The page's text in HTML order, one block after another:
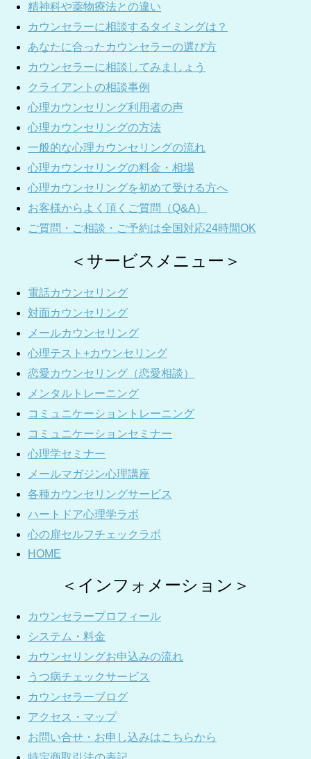
精神科や薬物療法との違い
カウンセラーに相談するタイミングは？
あなたに合ったカウンセラーの選び方
カウンセラーに相談してみましょう
クライアントの相談事例
心理カウンセリング利用者の声
心理カウンセリングの方法
一般的な心理カウンセリングの流れ
心理カウンセリングの料金・相場
心理カウンセリングを初めて受ける方へ
お客様からよく頂くご質問（Q&A）
ご質問・ご相談・ご予約は全国対応24時間OK
＜サービスメニュー＞
電話カウンセリング
対面カウンセリング
メールカウンセリング
心理テスト+カウンセリング
恋愛カウンセリング（恋愛相談）
メンタルトレーニング
コミュニケーショントレーニング
コミュニケーションセミナー
心理学セミナー
メールマガジン心理講座
各種カウンセリングサービス
ハートドア心理学ラボ
心の扉セルフチェックラボ
HOME
＜インフォメーション＞
カウンセラープロフィール
システム・料金
カウンセリングお申込みの流れ
うつ病チェックサービス
カウンセラーブログ
アクセス・マップ
お問い合せ・お申し込みはこちらから